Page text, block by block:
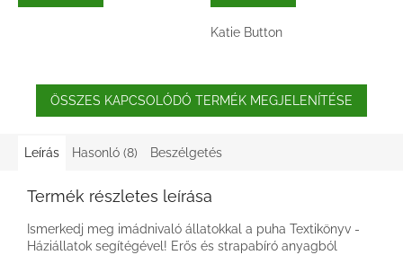
Katie Button
ÖSSZES KAPCSOLÓDÓ TERMÉK MEGJELENÍTÉSE
Leírás Hasonló (8) Beszélgetés
Termék részletes leírása
Ismerkedj meg imádnivaló állatokkal a puha Textikönyv -
Háziállatok segítégével! Erős és strapabíró anyagból